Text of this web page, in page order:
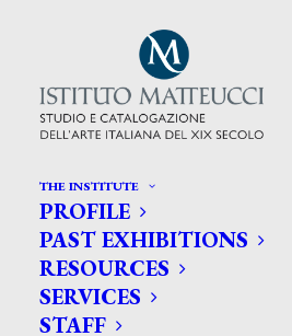
THE INSTITUTE
PROFILE
PAST EXHIBITIONS
RESOURCES
SERVICES
STAFF
CERCA TRA GLI ARTISTI:
Search
for: